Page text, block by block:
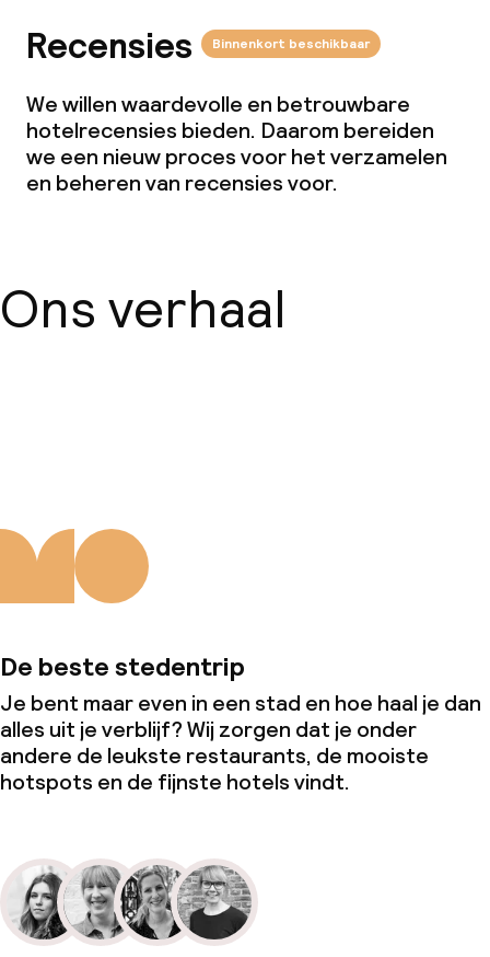
Recensies Binnenkort beschikbaar
We willen waardevolle en betrouwbare
hotelrecensies bieden. Daarom bereiden
we een nieuw proces voor het verzamelen
en beheren van recensies voor.
Ons verhaal
De beste stedentrip
Je bent maar even in een stad en hoe haal je dan
alles uit je verblijf? Wij zorgen dat je onder
andere de leukste restaurants, de mooiste
hotspots en de fijnste hotels vindt.